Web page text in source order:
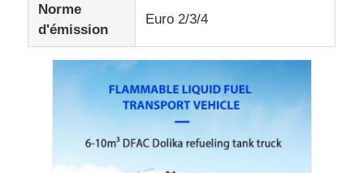
Norme
d'émission
Euro 2/3/4